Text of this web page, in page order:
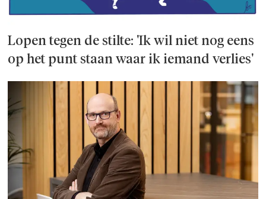
Lopen tegen de stilte: 'Ik wil niet nog eens
op het punt staan waar ik iemand verlies'